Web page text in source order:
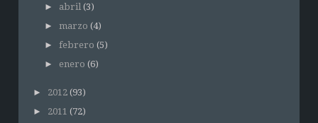
► abril (3)
► marzo (4)
► febrero (5)
► enero (6)
► 2012 (93)
► 2011 (72)